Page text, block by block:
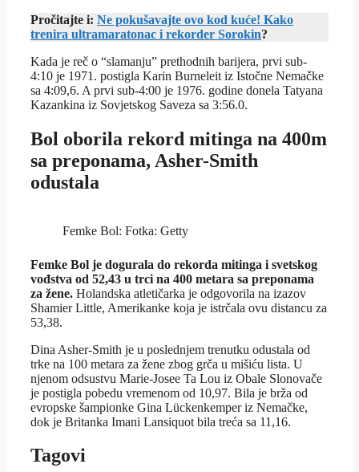
Pročitajte i: Ne pokušavajte ovo kod kuće! Kako
trenira ultramaratonac i rekorder Sorokin?
Kada je reč o “slamanju” prethodnih barijera, prvi sub-
4:10 je 1971. postigla Karin Burneleit iz Istočne Nemačke
sa 4:09,6. A prvi sub-4:00 je 1976. godine donela Tatyana
Kazankina iz Sovjetskog Saveza sa 3:56.0.
Bol oborila rekord mitinga na 400m
sa preponama, Asher-Smith
odustala
Femke Bol: Fotka: Getty
Femke Bol je dogurala do rekorda mitinga i svetskog
vođstva od 52,43 u trci na 400 metara sa preponama
za žene. Holandska atletičarka je odgovorila na izazov
Shamier Little, Amerikanke koja je istrčala ovu distancu za
53,38.
Dina Asher-Smith je u poslednjem trenutku odustala od
trke na 100 metara za žene zbog grča u mišiću lista. U
njenom odsustvu Marie-Josee Ta Lou iz Obale Slonovače
je postigla pobedu vremenom od 10,97. Bila je brža od
evropske šampionke Gina Lückenkemper iz Nemačke,
dok je Britanka Imani Lansiquot bila treća sa 11,16.
Tagovi